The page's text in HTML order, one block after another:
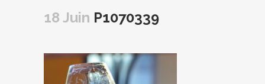
18 Juin P1070339